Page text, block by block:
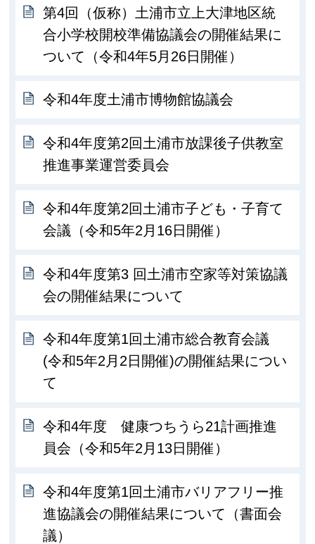
第4回（仮称）土浦市立上大津地区統
合小学校開校準備協議会の開催結果に
ついて（令和4年5月26日開催）
令和4年度土浦市博物館協議会
令和4年度第2回土浦市放課後子供教室
推進事業運営委員会
令和4年度第2回土浦市子ども・子育て
会議（令和5年2月16日開催）
令和4年度第3 回土浦市空家等対策協議
会の開催結果について
令和4年度第1回土浦市総合教育会議
(令和5年2月2日開催)の開催結果につい
て
令和4年度 健康つちうら21計画推進
員会（令和5年2月13日開催）
令和4年度第1回土浦市バリアフリー推
進協議会の開催結果について（書面会
議）